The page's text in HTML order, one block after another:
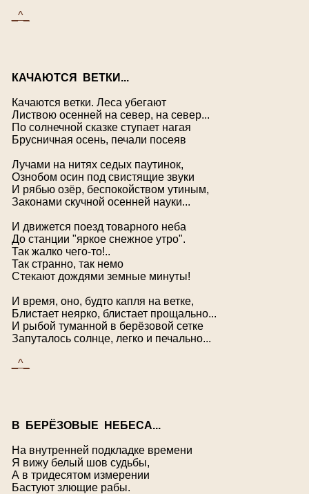
_^_
КАЧАЮТСЯ ВЕТКИ...
Качаются ветки. Леса убегают
Листвою осенней на север, на север...
По солнечной сказке ступает нагая
Брусничная осень, печали посеяв
Лучами на нитях седых паутинок,
Ознобом осин под свистящие звуки
И рябью озёр, беспокойством утиным,
Законами скучной осенней науки...
И движется поезд товарного неба
До станции "яркое снежное утро".
Так жалко чего-то!..
Так странно, так немо
Стекают дождями земные минуты!
И время, оно, будто капля на ветке,
Блистает неярко, блистает прощально...
И рыбой туманной в берёзовой сетке
Запуталось солнце, легко и печально...
_^_
В БЕРЁЗОВЫЕ НЕБЕСА...
На внутренней подкладке времени
Я вижу белый шов судьбы,
А в тридесятом измерении
Бастуют злющие рабы.